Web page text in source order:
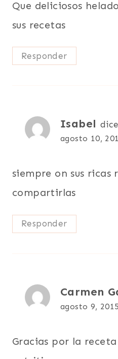
Que deliciosos
sus recetas
Responder
Isabel
agosto 10,
siempre on sus ricas
compartirlas
Responder
Carmen
agosto 9,
Gracias por la